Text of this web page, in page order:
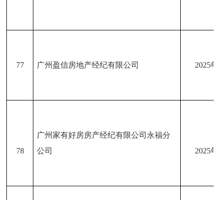
77 广州盈信房地产经纪有限公司 2025
78
广州家有好房房产经纪有限公司永福分
公司
2025